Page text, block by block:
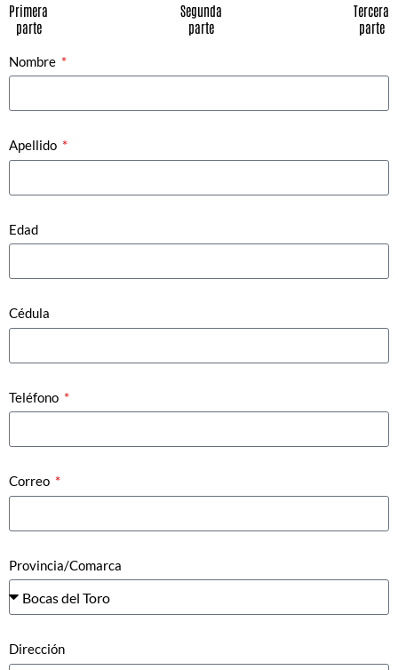
Primera
parte
Segunda
parte
Tercera
parte
Nombre
Apellido
Edad
Cédula
Teléfono
Correo
Provincia/Comarca
Dirección